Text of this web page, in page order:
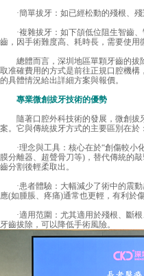
·簡單拔牙：如已經松動的殘根、殘
·複雜拔牙：如下頜低位阻生智齒、
齒，因手術難度高、耗時長，需要使用
總體而言，深圳地區單顆牙齒的拔
取准確費用的方式是前往正規口腔機
的具體情況給出詳細方案與報價。
專業微創拔牙技術的優勢
隨著口腔外科技術的發展，微創拔
案。它與傳統拔牙方式的主要區別在於：
·理念與工具：核心在於“創傷較小
膜分離器、超聲骨刀等)，替代傳統的
齒分割後輕柔取出。
·患者體驗：大幅減少了術中的震動
應(如腫脹、疼痛)通常也更輕，有利於傷
·適用范圍：尤其適用於殘根、斷根
牙齒拔除，可以降低手術風險。